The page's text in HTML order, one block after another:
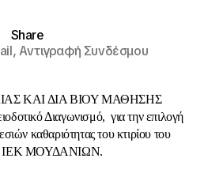
Share
Αντιγραφή Συνδέσμου
ΚΑΙ ΔΙΑ ΒΙΟΥ ΜΑΘΗΣΗΣ
Διαγωνισμό, για την επιλογή
καθαριότητας του κτιρίου του
ΙΕΚ ΜΟΥΔΑΝΙΩΝ.